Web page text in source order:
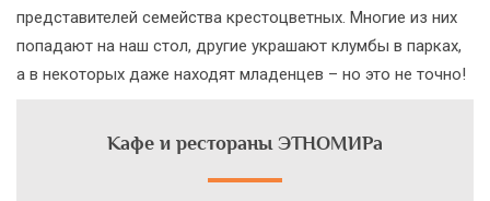
представителей семейства крестоцветных. Многие из них
попадают на наш стол, другие украшают клумбы в парках,
а в некоторых даже находят младенцев – но это не точно!
Кафе и рестораны ЭТНОМИРа